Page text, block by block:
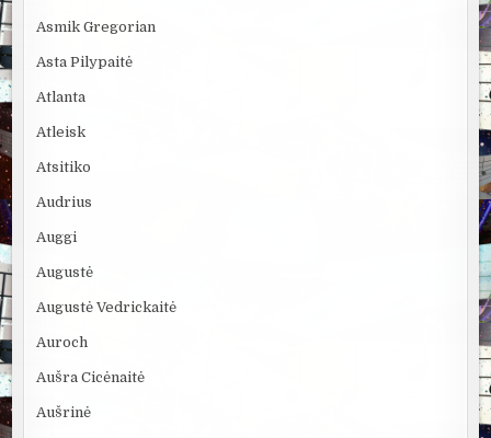
Asmik Gregorian
Asta Pilypaitė
Atlanta
Atleisk
Atsitiko
Audrius
Auggi
Augustė
Augustė Vedrickaitė
Auroch
Aušra Cicėnaitė
Aušrinė